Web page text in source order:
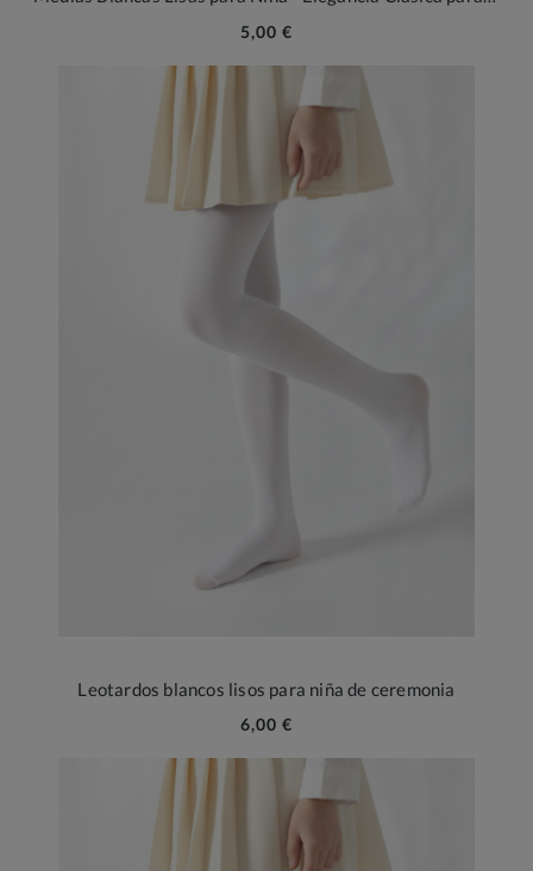
5,00 €
Leotardos blancos lisos para niña de ceremonia
6,00 €